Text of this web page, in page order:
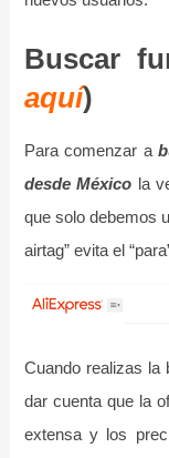
Buscar
aquí)
Para comenzar a
desde México la
que solo debemos
airtag” evita el
Cuando realizas la
dar cuenta que la
extensa y los